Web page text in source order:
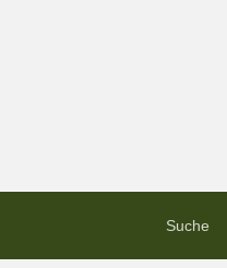
Suche